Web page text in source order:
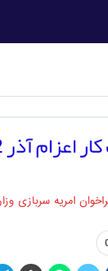
اعزام آذر 1402